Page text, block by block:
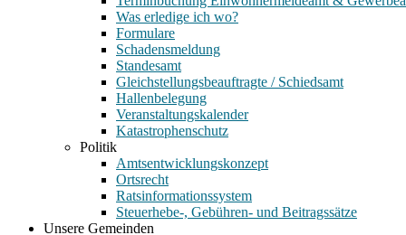
Was erledige ich wo?
Formulare
Schadensmeldung
Standesamt
Gleichstellungsbeauftragte / Schiedsamt
Hallenbelegung
Veranstaltungskalender
Katastrophenschutz
Politik
Amtsentwicklungskonzept
Ortsrecht
Ratsinformationssystem
Steuerhebe-, Gebühren- und Beitragssätze
Unsere Gemeinden